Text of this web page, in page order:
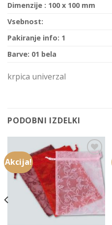
Dimenzije : 100 x 100 mm
Vsebnost:
Pakiranje info: 1
Barve: 01 bela
krpica univerzal
PODOBNI IZDELKI
Akcija!
Add to
Wishlist